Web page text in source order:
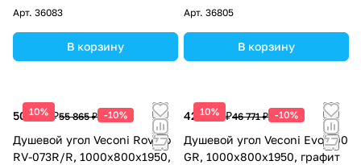
Арт. 36083
В корзину
Арт. 36805
В корзину
10%
50 279 ₽55 865 ₽ -10%
Душевой угол Veconi Rovigo
RV-073R/R, 1000х800х1950,
10%
42 094 ₽46 771 ₽ -10%
Душевой угол Veconi Evo 300
GR, 1000х800x1950, графит